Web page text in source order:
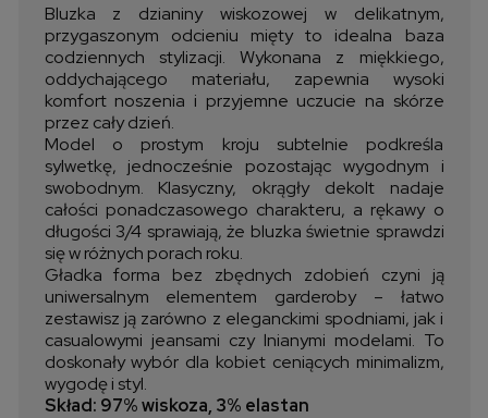
Bluzka z dzianiny wiskozowej w delikatnym,
przygaszonym odcieniu mięty to idealna baza
codziennych stylizacji. Wykonana z miękkiego,
oddychającego materiału, zapewnia wysoki
komfort noszenia i przyjemne uczucie na skórze
przez cały dzień.
Model o prostym kroju subtelnie podkreśla
sylwetkę, jednocześnie pozostając wygodnym i
swobodnym. Klasyczny, okrągły dekolt nadaje
całości ponadczasowego charakteru, a rękawy o
długości 3/4 sprawiają, że bluzka świetnie sprawdzi
się w różnych porach roku.
Gładka forma bez zbędnych zdobień czyni ją
uniwersalnym elementem garderoby – łatwo
zestawisz ją zarówno z eleganckimi spodniami, jak i
casualowymi jeansami czy lnianymi modelami. To
doskonały wybór dla kobiet ceniących minimalizm,
wygodę i styl.
Skład: 97% wiskoza, 3% elastan